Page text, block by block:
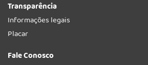
Transparência
Informações legais
Placar
Fale Conosco